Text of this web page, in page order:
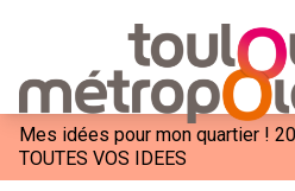
Mes idées pour mon quartier !
TOUTES VOS IDEES